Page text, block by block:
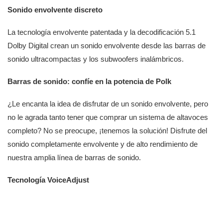
Sonido envolvente discreto
La tecnología envolvente patentada y la decodificación 5.1
Dolby Digital crean un sonido envolvente desde las barras de
sonido ultracompactas y los subwoofers inalámbricos.
Barras de sonido: confíe en la potencia de Polk
¿Le encanta la idea de disfrutar de un sonido envolvente, pero
no le agrada tanto tener que comprar un sistema de altavoces
completo? No se preocupe, ¡tenemos la solución! Disfrute del
sonido completamente envolvente y de alto rendimiento de
nuestra amplia línea de barras de sonido.
Tecnología VoiceAdjust